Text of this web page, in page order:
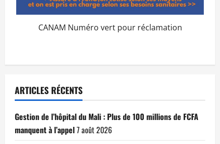
CANAM Numéro vert pour réclamation
ARTICLES RÉCENTS
Gestion de l’hôpital du Mali : Plus de 100 millions de FCFA
manquent à l’appel7 août 2026